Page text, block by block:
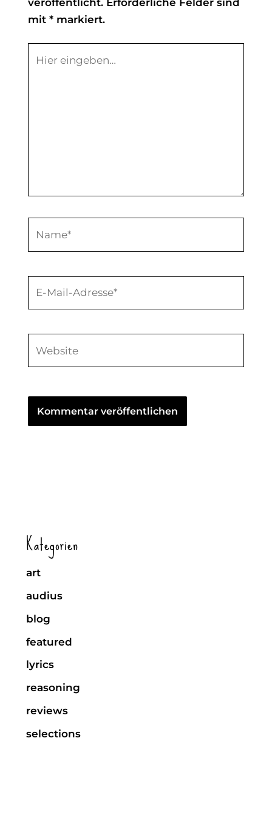
mit *markiert.
eingeben…
Kategorien
art
audius
blog
featured
lyrics
reasoning
reviews
selections